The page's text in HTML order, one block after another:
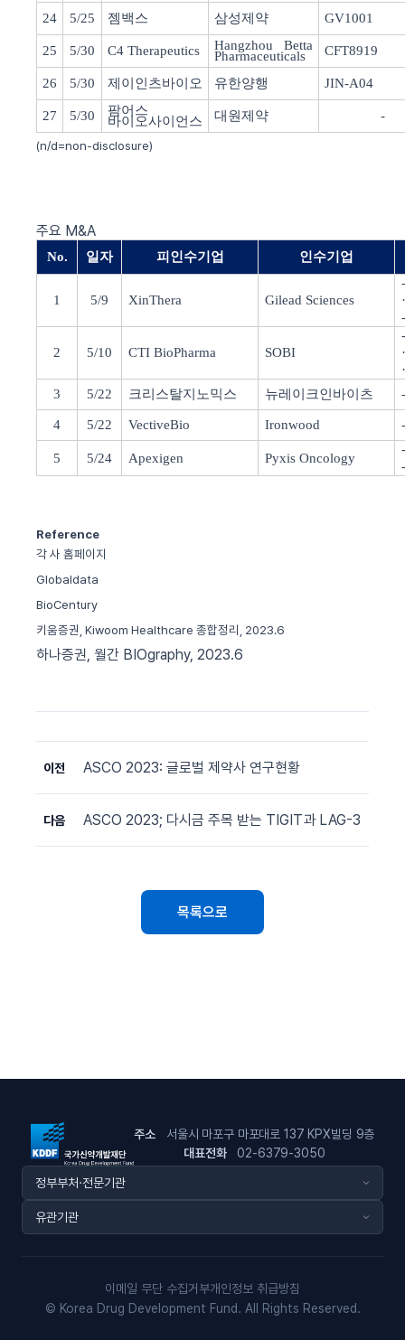
24 5/25 젬백스 삼성제약 GV1001
25 5/30 C4 Therapeutics Hangzhou Betta
Pharmaceuticals CFT8919
26 5/30 제이인츠바이오 유한양행 JIN-A04
27 5/30 팜어스
바이오사이언스 대원제약 -
(n/d=non-disclosure)
주요 M&A
No. 일자 피인수기업 인수기업
1 5/9 XinThera Gilead Sciences
2 5/10 CTI BioPharma SOBI
3
5/22 크리스탈지노믹스 뉴레이크인바이츠
4 5/22 VectiveBio Ironwood
5 5/24 Apexigen Pyxis Oncology
Reference
각 사 홈페이지
Globaldata
BioCentury
키움증권 , Kiwoom Healthcare 종합정리 , 2023.6
하나증권, 월간 BIOgraphy, 2023.6
이전 ASCO 2023: 글로벌 제약사 연구현황
다음 ASCO 2023; 다시금 주목 받는 TIGIT과 LAG-3
목록으로
주소
서울시 마포구 마포대로 137 KPX빌딩 9층
대표전화
02-6379-3050
이메일 무단 수집거부개인정보 취급방침
© Korea Drug Development Fund. All Rights Reserved.